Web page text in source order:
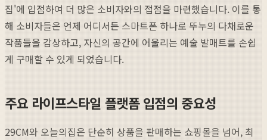
집'에 입점하여 더 많은 소비자와의 접점을 마련했습니다. 이를 통
해 소비자들은 언제 어디서든 스마트폰 하나로 뚜누의 다채로운
작품들을 감상하고, 자신의 공간에 어울리는 예술 발매트를 손쉽
게 구매할 수 있게 되었습니다.
주요 라이프스타일 플랫폼 입점의 중요성
29CM와 오늘의집은 단순히 상품을 판매하는 쇼핑몰을 넘어, 최